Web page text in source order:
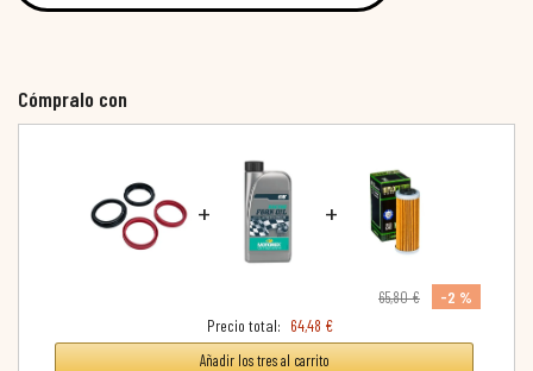
Cómpralo con
+ +
65,80 €
-2 %
Precio total: 64,48 €
Añadir los tres al carrito